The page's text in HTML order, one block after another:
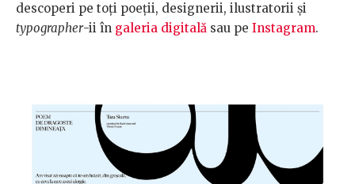
descoperi pe toți poeții, designerii, ilustratorii și
typographer-ii în galeria digitală sau pe Instagram.